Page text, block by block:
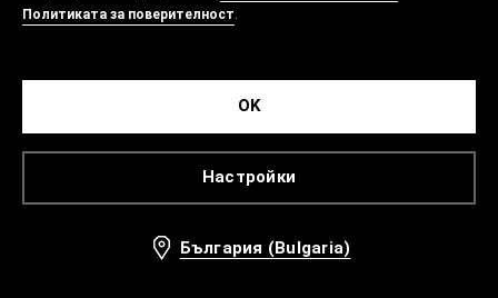
Политиката за поверителност.
Настройки
OK
България (Bulgaria)